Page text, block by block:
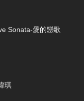
Sonata-愛的戀歌
琪